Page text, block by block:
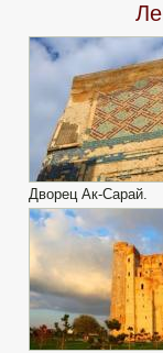
Дворец Ак-Сарай.